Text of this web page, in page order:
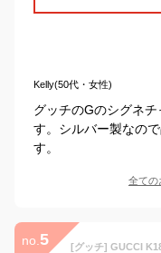
Kelly(50代・女性)
グッチのGのシグネ
す。シルバー製なの
す。
全ての
no. 5